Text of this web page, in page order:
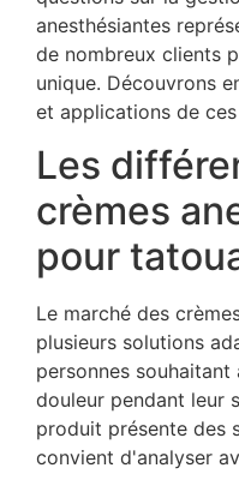
anesthésiantes
de nombreux clients
unique. Découvrons
et applications de
Les
crèmes
pour
Le marché des
plusieurs solutions
personnes
douleur pendant leur
produit présente des
convient d'analyser